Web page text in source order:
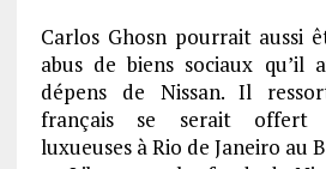
Carlos Ghosn pourrait aussi
abus de biens sociaux qu’il
dépens de Nissan. Il
français se serait offert
luxueuses à Rio de Janeiro au